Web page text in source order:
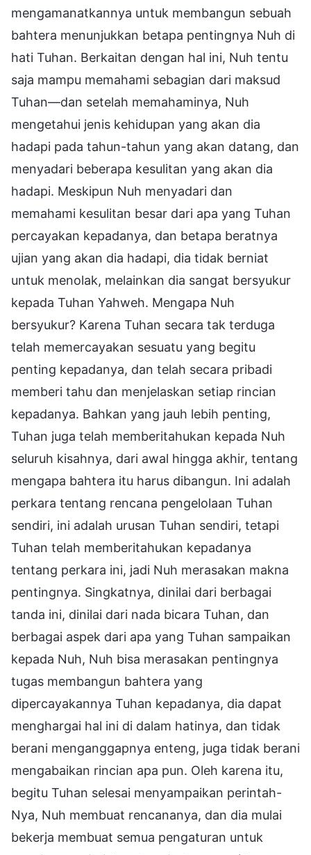
mengamanatkannya untuk membangun sebuah
bahtera menunjukkan betapa pentingnya Nuh di
hati Tuhan. Berkaitan dengan hal ini, Nuh tentu
saja mampu memahami sebagian dari maksud
Tuhan—dan setelah memahaminya, Nuh
mengetahui jenis kehidupan yang akan dia
hadapi pada tahun-tahun yang akan datang, dan
menyadari beberapa kesulitan yang akan dia
hadapi. Meskipun Nuh menyadari dan
memahami kesulitan besar dari apa yang Tuhan
percayakan kepadanya, dan betapa beratnya
ujian yang akan dia hadapi, dia tidak berniat
untuk menolak, melainkan dia sangat bersyukur
kepada Tuhan Yahweh. Mengapa Nuh
bersyukur? Karena Tuhan secara tak terduga
telah memercayakan sesuatu yang begitu
penting kepadanya, dan telah secara pribadi
memberi tahu dan menjelaskan setiap rincian
kepadanya. Bahkan yang jauh lebih penting,
Tuhan juga telah memberitahukan kepada Nuh
seluruh kisahnya, dari awal hingga akhir, tentang
mengapa bahtera itu harus dibangun. Ini adalah
perkara tentang rencana pengelolaan Tuhan
sendiri, ini adalah urusan Tuhan sendiri, tetapi
Tuhan telah memberitahukan kepadanya
tentang perkara ini, jadi Nuh merasakan makna
pentingnya. Singkatnya, dinilai dari berbagai
tanda ini, dinilai dari nada bicara Tuhan, dan
berbagai aspek dari apa yang Tuhan sampaikan
kepada Nuh, Nuh bisa merasakan pentingnya
tugas membangun bahtera yang
dipercayakannya Tuhan kepadanya, dia dapat
menghargai hal ini di dalam hatinya, dan tidak
berani menganggapnya enteng, juga tidak berani
mengabaikan rincian apa pun. Oleh karena itu,
begitu Tuhan selesai menyampaikan perintah-
Nya, Nuh membuat rencananya, dan dia mulai
bekerja membuat semua pengaturan untuk